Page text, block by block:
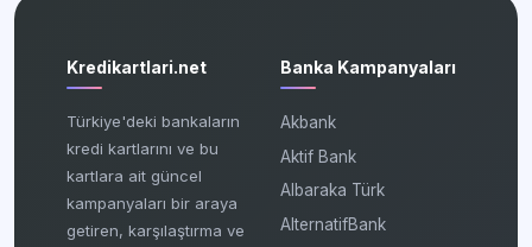
Kredikartlari.net
Türkiye'deki bankaların
kredi kartlarını ve bu
kartlara ait güncel
kampanyaları bir araya
getiren, karşılaştırma ve
Banka Kampanyaları
Akbank
Aktif Bank
Albaraka Türk
AlternatifBank